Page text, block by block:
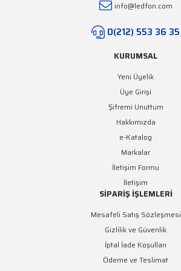
616,46 TL + KDV
info@ledfon.com
0(212) 553 36 35
KURUMSAL
Yeni Üyelik
Üye Girişi
Şifremi Unuttum
Hakkımızda
e-Katalog
Markalar
İletişim Formu
İletişim
SİPARİŞ İŞLEMLERİ
Mesafeli Satış Sözleşmesi
Gizlilik ve Güvenlik
İptal İade Koşulları
Ödeme ve Teslimat